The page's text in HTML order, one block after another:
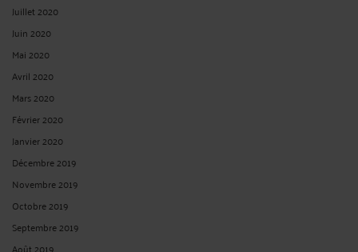
Juillet 2020
Juin 2020
Mai 2020
Avril 2020
Mars 2020
Février 2020
Janvier 2020
Décembre 2019
Novembre 2019
Octobre 2019
Septembre 2019
Août 2019